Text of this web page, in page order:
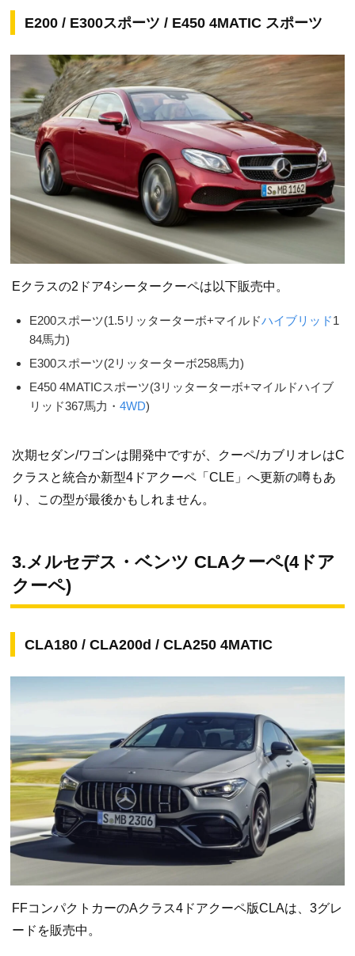
E200 / E300スポーツ / E450 4MATIC スポーツ
Eクラスの2ドア4シータークーペは以下販売中。
E200スポーツ(1.5リッターターボ+マイルドハイブリッド1
84馬力)
E300スポーツ(2リッターターボ258馬力)
E450 4MATICスポーツ(3リッターターボ+マイルドハイブ
リッド367馬力・ 4WD)
次期セダン/ワゴンは開発中ですが、クーペ/カブリオレはC
クラスと統合か新型4ドアクーペ「CLE」へ更新の噂もあ
り、この型が最後かもしれません。
3.メルセデス・ベンツ CLAクーペ(4ドア
クーペ)
CLA180 / CLA200d / CLA250 4MATIC
FFコンパクトカーのAクラス4ドアクーペ版CLAは、3グレ
ードを販売中。